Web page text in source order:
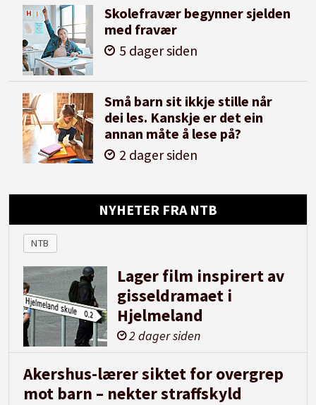
Skolefravær begynner sjelden
med fravær
5 dager siden
Små barn sit ikkje stille når
dei les. Kanskje er det ein
annan måte å lese på?
2 dager siden
NYHETER FRA NTB
NTB
Lager film inspirert av
gisseldramaet i
Hjelmeland
2 dager siden
Akershus-lærer siktet for overgrep
mot barn – nekter straffskyld